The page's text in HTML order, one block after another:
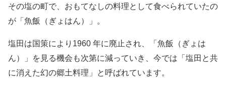
その塩の町で、おもてなしの料理として食べられていたの
が「魚飯（ぎょはん）」。
塩田は国策により1960 年に廃止され、「魚飯（ぎょは
ん）」を見る機会も次第に減っていき、今では「塩田と共
に消えた幻の郷土料理」と呼ばれています。